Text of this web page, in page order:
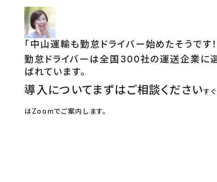
「中山運輸も勤怠ドライバー始めたそうです！
勤怠ドライバーは全国300社の運送企業に
ばれています。
導入についてまずはご相談くださいす
はZoomでご案内します。